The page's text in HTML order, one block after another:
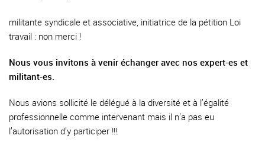
militante syndicale et associative, initiatrice de la pétition Loi
travail : non merci !
Nous vous invitons à venir échanger avec nos expert-es et
militant-es.
Nous avions sollicité le délégué à la diversité et à l’égalité
professionnelle comme intervenant mais il n’a pas eu
l’autorisation d’y participer !!!